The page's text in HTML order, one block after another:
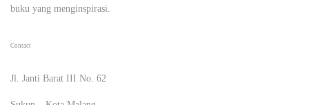
buku yang menginspirasi.
Contact
Jl. Janti Barat III No. 62